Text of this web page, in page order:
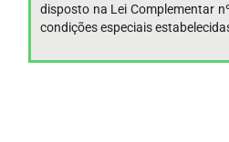
disposto na Lei Complementar
condições especiais